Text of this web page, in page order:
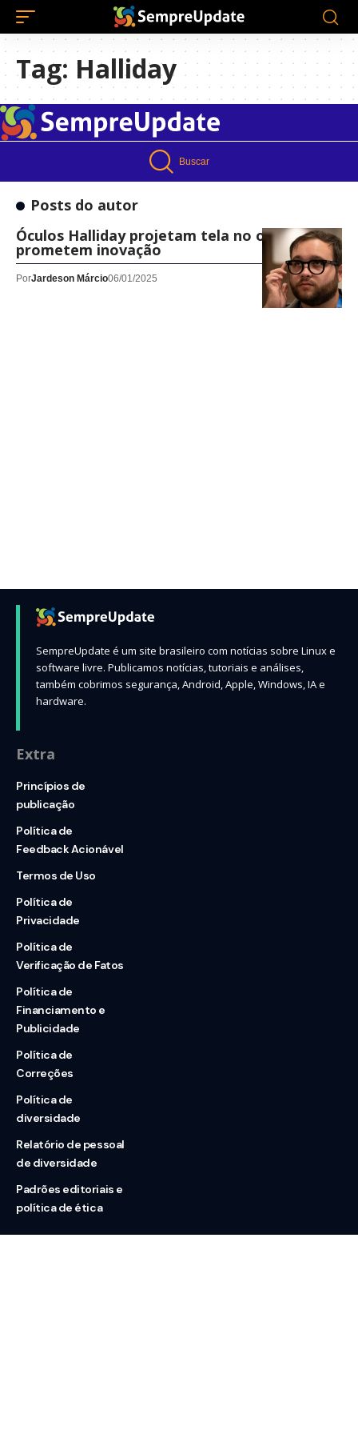
Tag: Halliday
Buscar
Posts do autor
Óculos Halliday projetam tela no olho e
prometem inovação
PorJardeson Márcio06/01/2025
SempreUpdate é um site brasileiro com notícias sobre Linux e
software livre. Publicamos notícias, tutoriais e análises,
também cobrimos segurança, Android, Apple, Windows, IA e
hardware.
Extra
Princípios de
publicação
Política de
Feedback Acionável
Termos de Uso
Política de
Privacidade
Política de
Verificação de Fatos
Política de
Financiamento e
Publicidade
Política de
Correções
Política de
diversidade
Relatório de pessoal
de diversidade
Padrões editoriais e
política de ética